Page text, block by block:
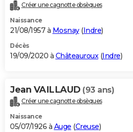
Créer une cagnotte obsèques
Naissance
21/08/1957 à Mosnay(Indre)
Décès
19/09/2020 à Châteauroux(Indre)
Jean VAILLAUD (93 ans)
Créer une cagnotte obsèques
Naissance
05/07/1926 à Auge (Creuse)